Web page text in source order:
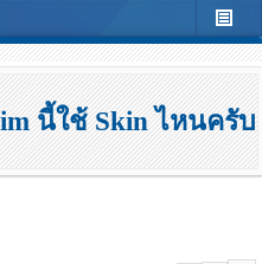
นี้ใช้ Skin ไหนครับ